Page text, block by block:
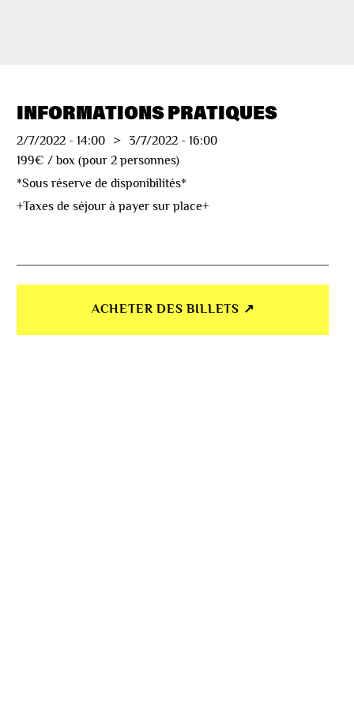
INFORMATIONS PRATIQUES
2/7/2022 -14:00 > 3/7/2022 -16:00
199€ / box (pour 2 personnes)
*Sous réserve de disponibilités*
+Taxes de séjour à payer sur place+
ACHETER DES BILLETS ↗︎